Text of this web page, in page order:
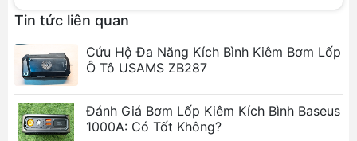
Đầu ra USB: 4.5V/5A; 5V/4,5A; 5V/3A; 9V/3A;
12V/2,5A; Tối đa 20V/1,5A
Nhiệt độ màu LED: 6000K
Cường độ ánh sáng: 45Lm
Giao diện đầu nối: EC8
Dòng điện cao nhất: 1600A (0,1 giây)
Dòng điện khởi động: 800A (2 giây)
Tin tức liên quan
Cứu Hộ Đa Năng Kích Bình Kiêm Bơm Lốp
Ô Tô USAMS ZB287
Đánh Giá Bơm Lốp Kiêm Kích Bình Baseus
1000A: Có Tốt Không?